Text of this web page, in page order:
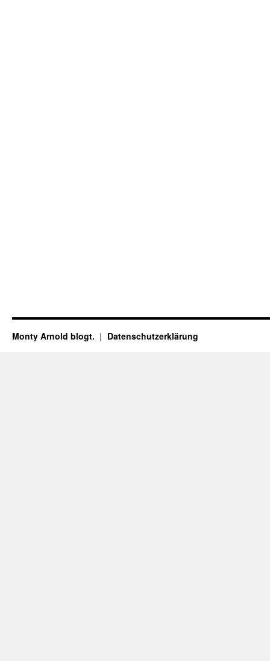
Monty Arnold blogt. Datenschutz­erklärung